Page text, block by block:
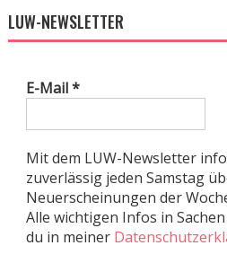
LUW-NEWSLETTER
E-Mail*
Mit dem LUW-Newsletter
zuverlässig jeden Samstag
Neuerscheinungen der
Alle wichtigen Infos in
du in meiner